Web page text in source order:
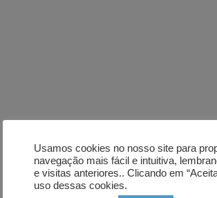
Usamos cookies no nosso site para
navegação mais fácil e intuitiva,
e visitas anteriores.. Clicando em
uso dessas cookies.